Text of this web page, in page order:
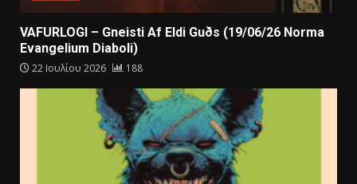
VAFURLOGI – Gneisti Af Eldi Guðs (19/06/26 Norma
Evangelium Diaboli)
22 Ιουλίου 2026 188